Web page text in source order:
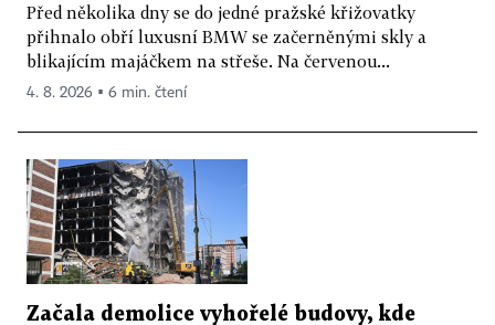
Před několika dny se do jedné pražské křižovatky
přihnalo obří luxusní BMW se začerněnými skly a
blikajícím majáčkem na střeše. Na červenou...
4. 8. 2026 ▪ 6 min. čtení
Začala demolice vyhořelé budovy, kde